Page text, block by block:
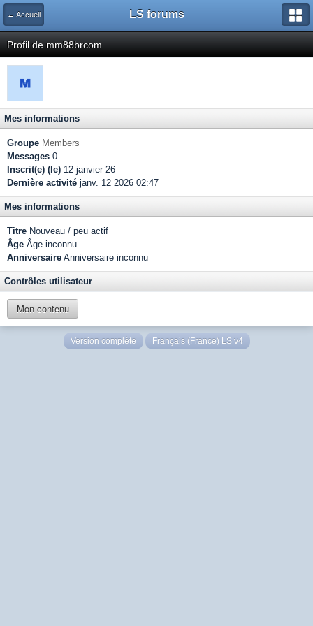
← Accueil LS forums
Profil de mm88brcom
Mes informations
Groupe Members
Messages 0
Inscrit(e) (le) 12-janvier 26
Dernière activité janv. 12 2026 02:47
Mes informations
Titre Nouveau / peu actif
Âge Âge inconnu
Anniversaire Anniversaire inconnu
Contrôles utilisateur
Mon contenu
Version complète Français (France) LS v4